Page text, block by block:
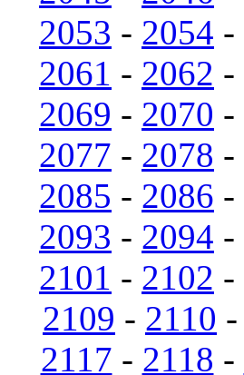
2053 - 2054 -
2061 - 2062 -
2069 - 2070 -
2077 - 2078 -
2085 - 2086 -
2093 - 2094 -
2101 - 2102 -
2109 - 2110 -
2117 - 2118 -